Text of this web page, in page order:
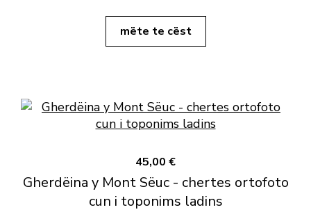
mëte te cëst
45,00 €
Gherdëina y Mont Sëuc - chertes ortofoto
cun i toponims ladins